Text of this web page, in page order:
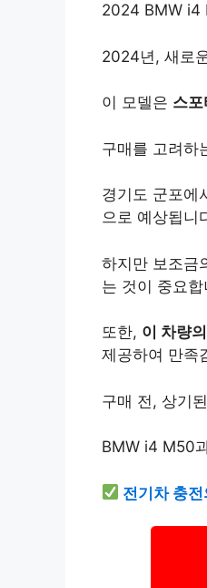
2024 BMW i4
2024년, 새로
이 모델은 스
구매를 고려하
경기도 군포에
으로 예상됩니
하지만 보조금
는 것이 중요합
또한, 이 차량
제공하여 만족
구매 전, 상기
BMW i4 M50
전기차 충